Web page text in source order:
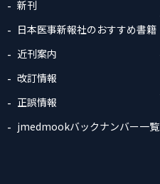
新刊
日本医事新報社のおすすめ書籍
近刊案内
改訂情報
正誤情報
jmedmookバックナンバー一覧